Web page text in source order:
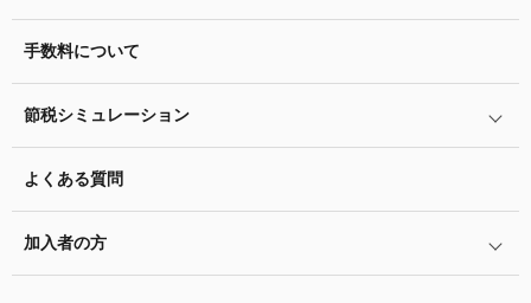
iDeCoの給付金について
脱退一時金について
他社のiDeCoからの変更方法
年単位拠出(掛金の納付月と金額を指定)について
お申込書類の書き方と記入例
マネーのレシピ
用語集
リスク許容度診断
運用商品を知ろう
バランス型投資信託の選び方
指定運用方法について
手数料について
節税シミュレーション
ふるさと納税シミュレーション
よくある質問
加入者の方